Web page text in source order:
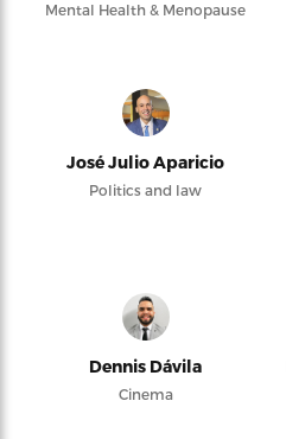
Mental Health & Menopause
José Julio Aparicio
Politics and law
Dennis Dávila
Cinema